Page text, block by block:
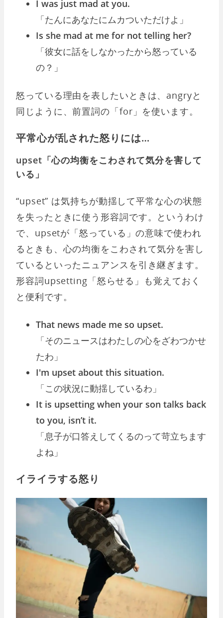
I was just mad at you.
「たんにあなたにムカついただけよ」
Is she mad at me for not telling her?
「彼女に話をしなかったから怒っている
の？」
怒っている理由を表したいときは、angryと
同じように、前置詞の「for」を使います。
平常心が乱された怒りには…
upset「心の均衡をこわされて気分を害して
いる」
“upset” は気持ちが動揺して平常な心の状態
を失ったときに使う形容詞です。というわけ
で、upsetが「怒っている」の意味で使われ
るときも、心の均衡をこわされて気分を害し
ているといったニュアンスを引き継ぎます。
形容詞upsetting「怒らせる」も覚えておく
と便利です。
That news made me so upset.
「そのニュースはわたしの心をざわつかせ
たわ」
I'm upset about this situation.
「この状況に動揺しているわ」
It is upsetting when your son talks back
to you, isn’t it.
「息子が口答えしてくるのって苛立ちます
よね」
イライラする怒り